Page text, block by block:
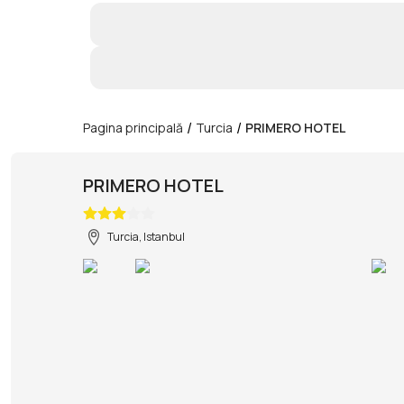
Pagina principală / Turcia / PRIMERO HOTEL
PRIMERO HOTEL
Turcia, Istanbul